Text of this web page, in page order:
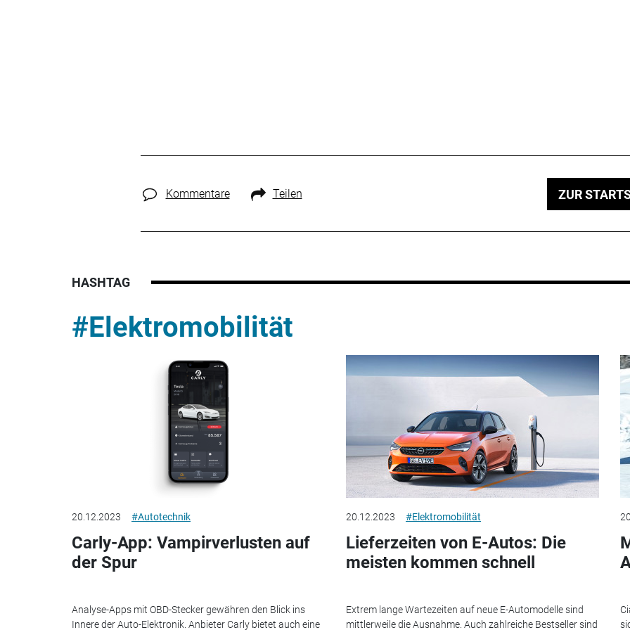
Kommentare Teilen ZUR
HASHTAG
#Elektromobilität
20.12.2023 #Autotechnik
Carly-App: Vampirverlusten auf
der Spur
Analyse-Apps mit OBD-Stecker gewähren den Blick ins
Innere der Auto-Elektronik. Anbieter Carly bietet auch eine
20.12.2023 #Elektromobilität
Lieferzeiten von E-Autos: Die
meisten kommen schnell
Extrem lange Wartezeiten auf neue E-Automodelle sind
mittlerweile die Ausnahme. Auch zahlreiche Bestseller sind